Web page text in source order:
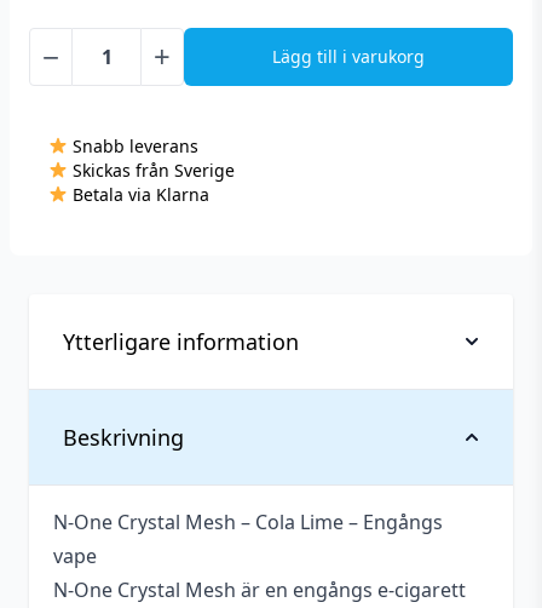
−
Mesh
-
Engångs
mängd
+ Lägg till i varukorg
Snabb leverans
Skickas från Sverige
Betala via Klarna
Beskrivning
N-One Crystal Mesh – Cola Lime – Engångs
vape
N-One Crystal Mesh är en engångs e-cigarett
Ytterligare information
Vikt
Antal
1 st
Innehåller
cooling